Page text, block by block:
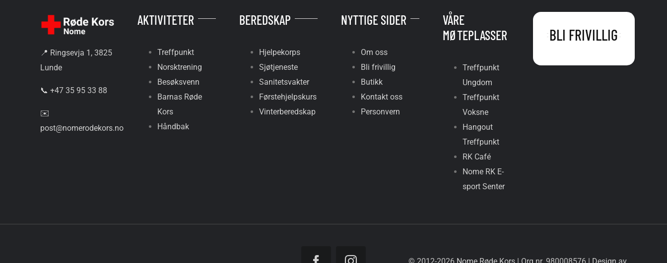
📍 Ringsevja 1, 3825
Lunde
📞 +47 35 95 33 88
✉️
post@nomerodekors.no
AKTIVITETER
Treffpunkt
Norsktrening
Besøksvenn
Barnas Røde
Kors
Håndbak
BEREDSKAP
Hjelpekorps
Sjøtjeneste
Sanitetsvakter
Førstehjelpskurs
Vinterberedskap
NYTTIGE SIDER
Om oss
Bli frivillig
Butikk
Kontakt oss
Personvern
VÅRE
MØTEPLASSER
Treffpunkt
Ungdom
Treffpunkt
Voksne
Hangout
Treffpunkt
RK Café
Nome RK E-
sport Senter
BLI FRIVILLIG